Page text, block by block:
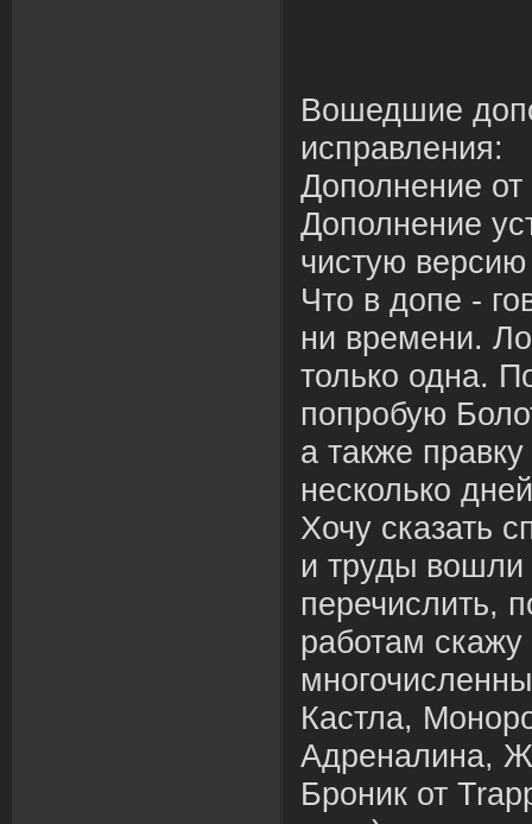
Вошедшие
исправления:
Дополнение
Дополнение
чистую
Что в допе -
ни времени.
только одна.
попробую
а также
несколько
Хочу сказать
и труды вошли
перечислить,
работам
Кастла,
Адреналина,
Броник от